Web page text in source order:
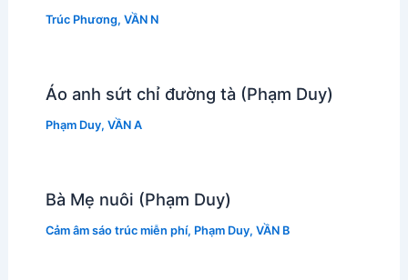
Trúc Phương, VẦN N
Áo anh sứt chỉ đường tà (Phạm Duy)
Phạm Duy, VẦN A
Bà Mẹ nuôi (Phạm Duy)
Cảm âm sáo trúc miễn phí, Phạm Duy, VẦN B